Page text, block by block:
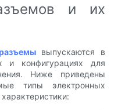
и их
выпускаются в
и конфигурациях для
Ниже приведены
типы электронных